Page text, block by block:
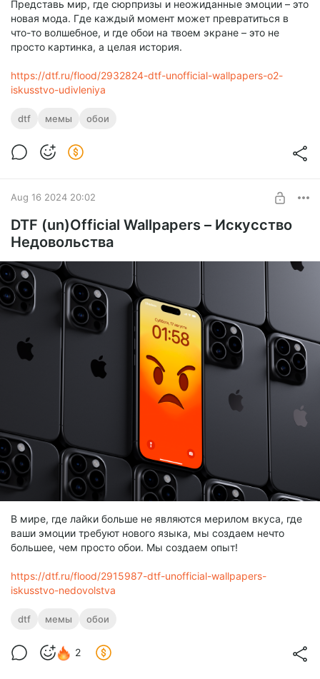
Представь мир, где сюрпризы и неожиданные эмоции – это
новая мода. Где каждый момент может превратиться в
что-то волшебное, и где обои на твоем экране – это не
просто картинка, а целая история.
https://dtf.ru/flood/2932824-dtf-unofficial-wallpapers-o2-
iskusstvo-udivleniya
dtf мемы обои
Aug 16 2024 20:02
DTF (un)Official Wallpapers – Искусство
Недовольства
В мире, где лайки больше не являются мерилом вкуса, где
ваши эмоции требуют нового языка, мы создаем нечто
большее, чем просто обои. Мы создаем опыт!
https://dtf.ru/flood/2915987-dtf-unofficial-wallpapers-
iskusstvo-nedovolstva
dtf мемы обои
2